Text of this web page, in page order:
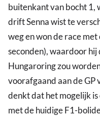
buitenkant van bocht 1,
drift Senna wist te
weg en won de race
seconden), waardoor
Hungaroring zou
voorafgaand aan de GP
denkt dat het mogelijk
met de huidige F1-